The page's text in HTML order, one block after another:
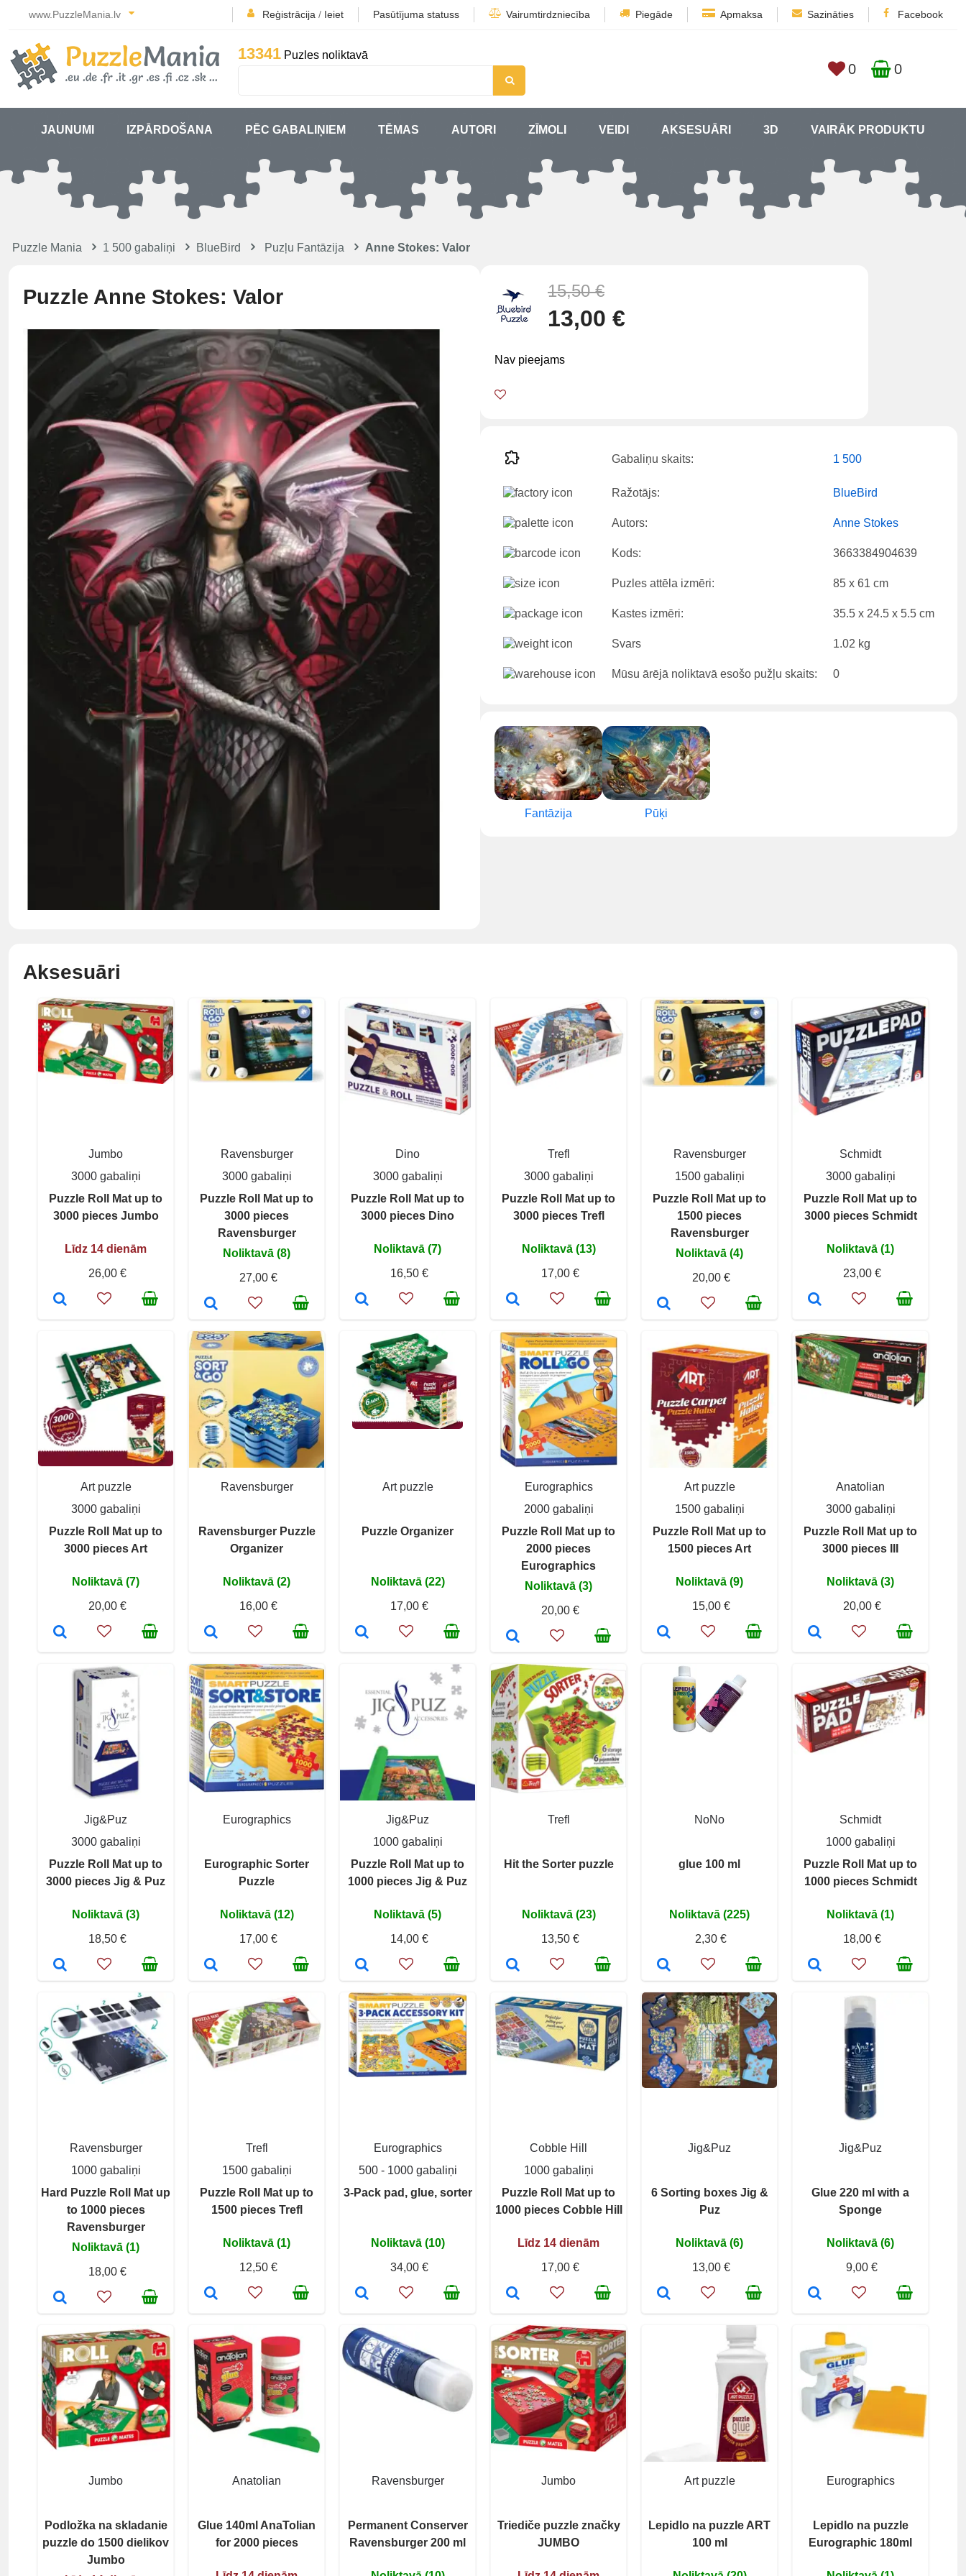
www.PuzzleMania.lv Reģistrācija / Ieiet Pasūtījuma statuss Vairumtirdzniecība Piegāde Apmaksa Sazināties Facebook
13341 Puzles noliktavā
0 0
JAUNUMI IZPĀRDOŠANA PĒC GABALIŅIEM TĒMAS AUTORI ZĪMOLI VEIDI AKSESUĀRI 3D VAIRĀK PRODUKTU
Puzzle Mania 1 500 gabaliņi BlueBird Puzļu Fantāzija Anne Stokes: Valor
Puzzle Anne Stokes: Valor 15,50 €
13,00 €
Nav pieejams
Gabaliņu skaits: 1 500
Ražotājs: BlueBird
Autors: Anne Stokes
Kods: 3663384904639
Puzles attēla izmēri: 85 x 61 cm
Kastes izmēri: 35.5 x 24.5 x 5.5 cm
Svars 1.02 kg
Mūsu ārējā noliktavā esošo pužļu skaits: 0
Fantāzija Pūķi
Aksesuāri
Jumbo
3000 gabaliņi
Puzzle Roll Mat up to
3000 pieces Jumbo
Līdz 14 dienām
26,00 €
Ravensburger
3000 gabaliņi
Puzzle Roll Mat up to
3000 pieces
Ravensburger
Noliktavā (8)
27,00 €
Dino
3000 gabaliņi
Puzzle Roll Mat up to
3000 pieces Dino
Noliktavā (7)
16,50 €
Trefl
3000 gabaliņi
Puzzle Roll Mat up to
3000 pieces Trefl
Noliktavā (13)
17,00 €
Ravensburger
1500 gabaliņi
Puzzle Roll Mat up to
1500 pieces
Ravensburger
Noliktavā (4)
20,00 €
Schmidt
3000 gabaliņi
Puzzle Roll Mat up to
3000 pieces Schmidt
Noliktavā (1)
23,00 €
Art puzzle
3000 gabaliņi
Puzzle Roll Mat up to
3000 pieces Art
Noliktavā (7)
20,00 €
Ravensburger
Ravensburger Puzzle
Organizer
Noliktavā (2)
16,00 €
Art puzzle
Puzzle Organizer
Noliktavā (22)
17,00 €
Eurographics
2000 gabaliņi
Puzzle Roll Mat up to
2000 pieces
Eurographics
Noliktavā (3)
20,00 €
Art puzzle
1500 gabaliņi
Puzzle Roll Mat up to
1500 pieces Art
Noliktavā (9)
15,00 €
Anatolian
3000 gabaliņi
Puzzle Roll Mat up to
3000 pieces III
Noliktavā (3)
20,00 €
Jig&Puz
3000 gabaliņi
Puzzle Roll Mat up to
3000 pieces Jig & Puz
Noliktavā (3)
18,50 €
Eurographics
Eurographic Sorter
Puzzle
Noliktavā (12)
17,00 €
Jig&Puz
1000 gabaliņi
Puzzle Roll Mat up to
1000 pieces Jig & Puz
Noliktavā (5)
14,00 €
Trefl
Hit the Sorter puzzle
Noliktavā (23)
13,50 €
NoNo
glue 100 ml
Noliktavā (225)
2,30 €
Schmidt
1000 gabaliņi
Puzzle Roll Mat up to
1000 pieces Schmidt
Noliktavā (1)
18,00 €
Ravensburger
1000 gabaliņi
Hard Puzzle Roll Mat up
to 1000 pieces
Ravensburger
Noliktavā (1)
18,00 €
Trefl
1500 gabaliņi
Puzzle Roll Mat up to
1500 pieces Trefl
Noliktavā (1)
12,50 €
Eurographics
500 - 1000 gabaliņi
3-Pack pad, glue, sorter
Noliktavā (10)
34,00 €
Cobble Hill
1000 gabaliņi
Puzzle Roll Mat up to
1000 pieces Cobble Hill
Līdz 14 dienām
17,00 €
Jig&Puz
6 Sorting boxes Jig &
Puz
Noliktavā (6)
13,00 €
Jig&Puz
Glue 220 ml with a
Sponge
Noliktavā (6)
9,00 €
Jumbo
Podložka na skladanie
puzzle do 1500 dielikov
Jumbo
Anatolian
Glue 140ml AnaTolian
for 2000 pieces
Ravensburger
Permanent Conserver
Ravensburger 200 ml
Jumbo
Triediče puzzle značky
JUMBO
Art puzzle
Lepidlo na puzzle ART
100 ml
Eurographics
Lepidlo na puzzle
Eurographic 180ml